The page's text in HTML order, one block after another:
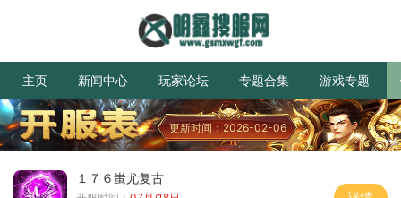
主页 新闻中心 玩家论坛 专题合集 游戏专题
更新时间：2026-02-06
１７６蚩尤复古